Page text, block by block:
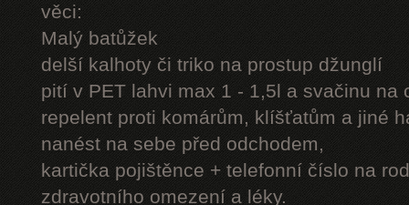
věci:
Malý batůžek
delší kalhoty či triko na prostup džunglí
pití v PET lahvi max 1 - 1,5l a svačinu na
repelent proti komárům, klíšťatům a jiné
nanést na sebe před odchodem,
kartička pojištěnce + telefonní číslo na
zdravotního omezení a léky.